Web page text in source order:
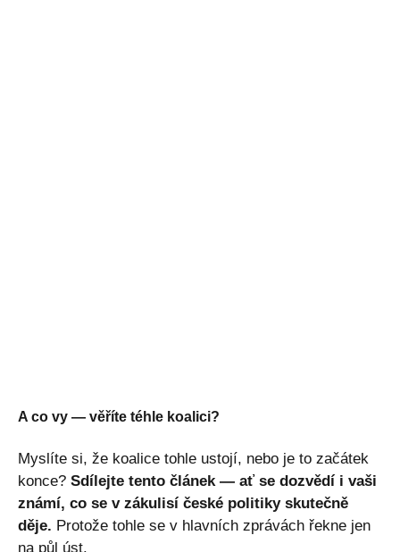
A co vy — věříte téhle koalici?
Myslíte si, že koalice tohle ustojí, nebo je to začátek
konce? Sdílejte tento článek — ať se dozvědí i vaši
známí, co se v zákulisí české politiky skutečně
děje. Protože tohle se v hlavních zprávách řekne jen
na půl úst.